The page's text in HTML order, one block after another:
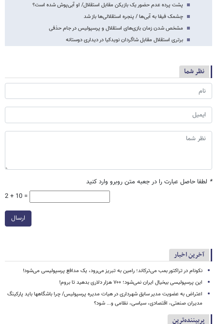
پشت پرده عدم حضور یک بازیکن مقابل استقلال/ او آبی‌پوش شده است؟
چشمک فیفا به آبی‌ها / پنجره استقلالی‌ها باز شد
مشخص شدن زمان بازی‌های استقلال و پرسپولیس در جام حذفی
برتری استقلال مقابل شاگردان نویدکیا در دیداری دوستانه
نظر شما
* لطفا حاصل عبارت را در جعبه متن روبرو وارد کنید
2 + 10 =
ارسال
آخرین اخبار
نکونام در تراکتور بمب می‌ترکاند؛ رامین به تبریز می‌رود، یک مدافع پرسپولیسی می‌شود!
این پرسپولیسی بیخیال ایران نمی‌شود؛ ۷۰۰ هزار دلاری بدهید تا بروم!
اعتراض به عضویت مدیر سابق شهرداری در هیات مدیره پرسپولیس/ چرا باشگاهها باید پارکینگ
مدیران صنعتی، اقتصادی، سیاسی، نظامی و... شود؟
پربیننده‌ترین